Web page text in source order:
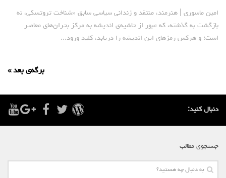
امین ماسوری | هنرمند، منتقد و زندانی سیاسی سابق «شناخت تروتسکی، نه
بازگشت به گذشته، که عبور از حاشیه‌ی اندیشه به مرکز بحران‌های معاصر
است؛ و هرکس رمزهای این اندیشه را دریابد، کلید ورود...
برگه‌ی بعد »
دنبال کنید:
جستجوی مطالب